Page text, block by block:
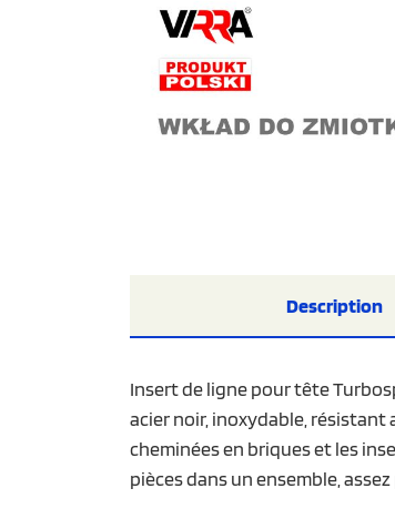
Description
Insert de ligne pour tête
acier noir, inoxydable,
cheminées en briques et les
pièces dans un ensemble,